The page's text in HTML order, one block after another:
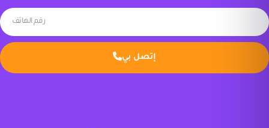
إتصل بي